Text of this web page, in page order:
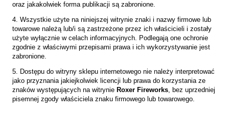
oraz jakakolwiek forma publikacji są zabronione.
4. Wszystkie użyte na niniejszej witrynie znaki i nazwy firmowe lub
towarowe należą lub/i są zastrzeżone przez ich właścicieli i zostały
użyte wyłącznie w celach informacyjnych. Podlegają one ochronie
zgodnie z właściwymi przepisami prawa i ich wykorzystywanie jest
zabronione.
5. Dostępu do witryny sklepu internetowego nie należy interpretować
jako przyznania jakiejkolwiek licencji lub prawa do korzystania ze
znaków występujących na witrynie Roxer Fireworks, bez uprzedniej
pisemnej zgody właściciela znaku firmowego lub towarowego.